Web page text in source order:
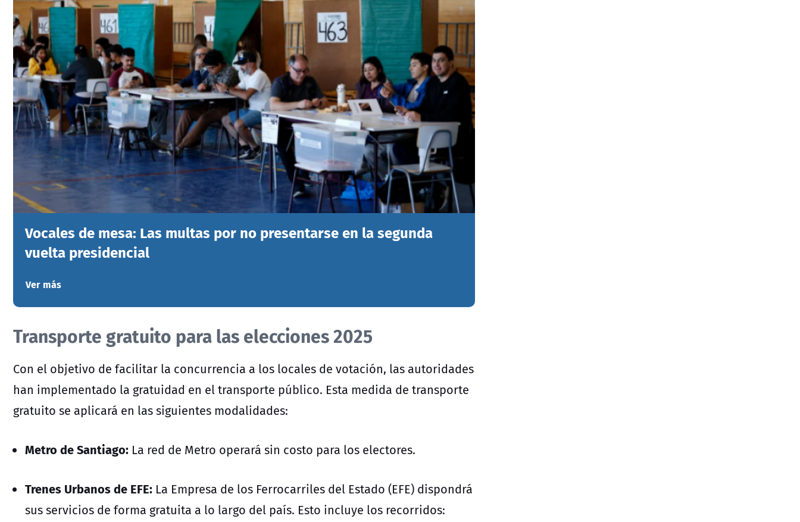
Vocales de mesa: Las multas por no presentarse en la segunda
vuelta presidencial
Ver más
Transporte gratuito para las elecciones 2025
Con el objetivo de facilitar la concurrencia a los locales de votación, las autoridades
han implementado la gratuidad en el transporte público. Esta medida de transporte
gratuito se aplicará en las siguientes modalidades:
Metro de Santiago: La red de Metro operará sin costo para los electores.
Trenes Urbanos de EFE: La Empresa de los Ferrocarriles del Estado (EFE) dispondrá
sus servicios de forma gratuita a lo largo del país. Esto incluye los recorridos: